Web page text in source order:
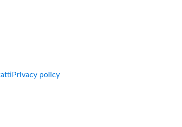
Privacy policy